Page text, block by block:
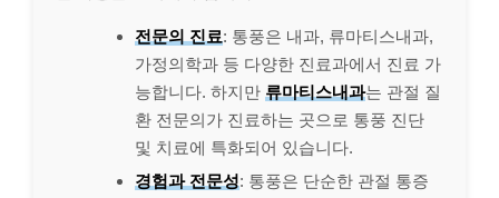
전문의 진료: 통풍은 내과, 류마티스내과,
가정의학과 등 다양한 진료과에서 진료 가
능합니다. 하지만 류마티스내과는 관절 질
환 전문의가 진료하는 곳으로 통풍 진단
및 치료에 특화되어 있습니다.
경험과 전문성: 통풍은 단순한 관절 통증